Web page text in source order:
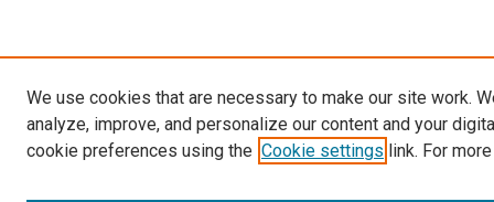
We use cookies that are necessary to make our site work.
analyze, improve, and personalize our content and your
cookie preferences using the Cookie settings link. For